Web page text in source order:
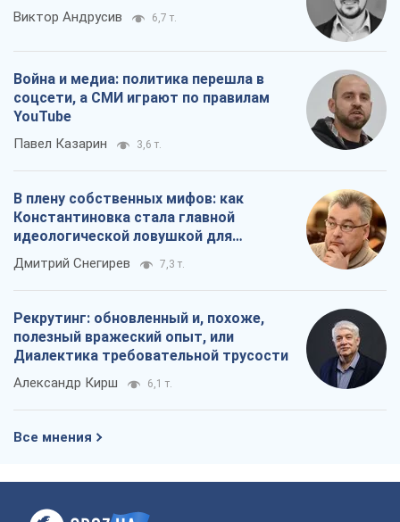
Виктор Андрусив 6,7 т.
Война и медиа: политика перешла в
соцсети, а СМИ играют по правилам
YouTube
Павел Казарин 3,6 т.
В плену собственных мифов: как
Константиновка стала главной
идеологической ловушкой для
российских оккупантов
Дмитрий Снегирев 7,3 т.
Рекрутинг: обновленный и, похоже,
полезный вражеский опыт, или
Диалектика требовательной трусости
Александр Кирш 6,1 т.
Все мнения